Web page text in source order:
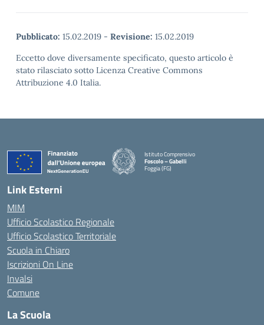
Pubblicato: 15.02.2019 - Revisione: 15.02.2019
Eccetto dove diversamente specificato, questo articolo è
stato rilasciato sotto Licenza Creative Commons
Attribuzione 4.0 Italia.
Istituto Comprensivo
Foscolo – Gabelli
Foggia (FG)
— Visita la pagina iniziale della scuola
Link Esterni
MIM
Ufficio Scolastico Regionale
Ufficio Scolastico Territoriale
Scuola in Chiaro
Iscrizioni On Line
Invalsi
Comune
La Scuola